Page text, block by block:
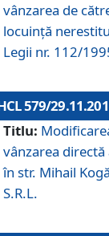
vânzarea de
locuinţă
Legii nr. 112/
579/
Titlu:
vânzarea
în str. Mihail
S.R.L.